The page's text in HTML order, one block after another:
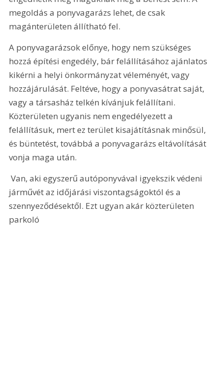
megoldás a ponyvagarázs lehet, de csak
magánterületen állítható fel.
A ponyvagarázsok előnye, hogy nem szükséges
hozzá építési engedély, bár felállításához ajánlatos
kikérni a helyi önkormányzat véleményét, vagy
hozzájárulását. Feltéve, hogy a ponyvasátrat saját,
vagy a társasház telkén kívánjuk felállítani.
Közterületen ugyanis nem engedélyezett a
felállításuk, mert ez terület kisajátításnak minősül,
és büntetést, továbbá a ponyvagarázs eltávolítását
vonja maga után.
Van, aki egyszerű autóponyvával igyekszik védeni
járművét az időjárási viszontagságoktól és a
szennyeződésektől. Ezt ugyan akár közterületen
parkoló